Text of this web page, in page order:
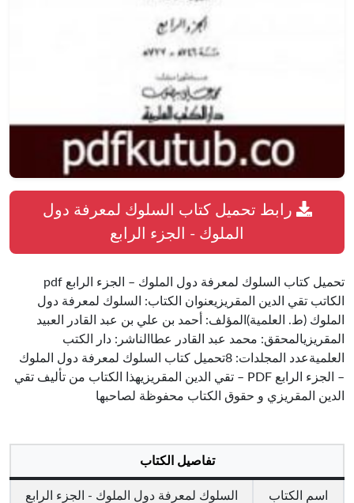
رابط تحميل كتاب السلوك لمعرفة دول
الملوك - الجزء الرابع
تحميل كتاب السلوك لمعرفة دول الملوك – الجزء الرابع pdf
الكاتب تقي الدين المقريزيعنوان الكتاب: السلوك لمعرفة دول
الملوك (ط. العلمية)المؤلف: أحمد بن علي بن عبد القادر العبيد
المقريزيالمحقق: محمد عبد القادر عطاالناشر: دار الكتب
العلميةعدد المجلدات: 8تحميل كتاب السلوك لمعرفة دول الملوك
– الجزء الرابع PDF – تقي الدين المقريزيهذا الكتاب من تأليف تقي
الدين المقريزي و حقوق الكتاب محفوظة لصاحبها
تفاصيل الكتاب
اسم الكتاب السلوك لمعرفة دول الملوك - الجزء الرابع